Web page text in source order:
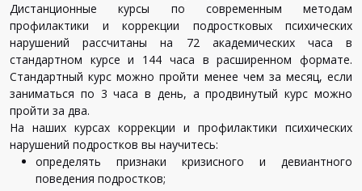
Дистанционные
курсы по современным
методам
профилактики
и коррекции подростковых
психических
нарушений
рассчитаны на 72 академических часа
в
стандартном курсе и 144 часа в расширенном формате.
Стандартный курс можно пройти менее чем за месяц, если
заниматься по 3 часа в день, а продвинутый курс можно
пройти за два.
На наших курсах коррекции и профилактики психических
нарушений подростков вы научитесь:
определять
признаки кризисного и
девиантного
поведения подростков;